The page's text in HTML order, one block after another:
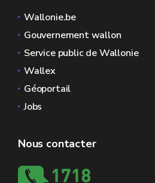
Wallonie.be
Gouvernement wallon
Service public de Wallonie
Wallex
Géoportail
Jobs
Nous contacter